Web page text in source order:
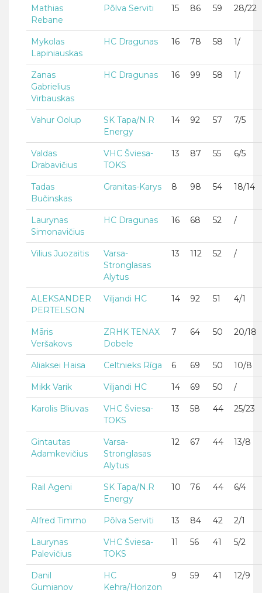
Mathias
Rebane
Põlva Serviti 15 86 59 28/22
Mykolas
Lapiniauskas
HC Dragunas 16 78 58 1/
Zanas
Gabrielius
Virbauskas
HC Dragunas 16 99 58 1/
Vahur Oolup
SK Tapa/N.R
Energy
14 92 57 7/5
Valdas
Drabavičius
VHC Šviesa-
TOKS
13 87 55 6/5
Tadas
Bučinskas
Granitas-Karys 8 98 54 18/14
Laurynas
Simonavičius
HC Dragunas 16 68 52 /
Vilius Juozaitis
Varsa-
Stronglasas
Alytus
13 112 52 /
ALEKSANDER
PERTELSON
Viljandi HC 14 92 51 4/1
Māris
Veršakovs
ZRHK TENAX
Dobele
7 64 50 20/18
Aliaksei Haisa Celtnieks Rīga 6 69 50 10/8
Mikk Varik Viljandi HC 14 69 50 /
Karolis Bliuvas
VHC Šviesa-
TOKS
13 58 44 25/23
Gintautas
Adamkevičius
Varsa-
Stronglasas
Alytus
12 67 44 13/8
Rail Ageni
SK Tapa/N.R
Energy
10 76 44 6/4
Alfred Timmo Põlva Serviti 13 84 42 2/1
Laurynas
Palevičius
VHC Šviesa-
TOKS
11 56 41 5/2
Danil
Gumianov
HC
Kehra/Horizon
9 59 41 12/9